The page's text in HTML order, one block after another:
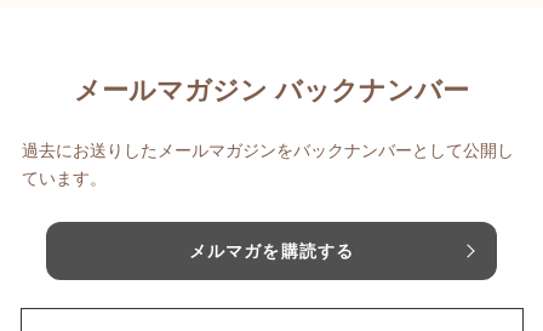
メールマガジン バックナンバー
過去にお送りしたメールマガジンをバックナンバーとして公開し
ています。
メルマガを購読する